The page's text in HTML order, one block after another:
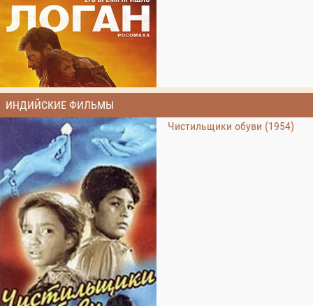
ИНДИЙСКИЕ ФИЛЬМЫ
Чистильщики обуви (1954)